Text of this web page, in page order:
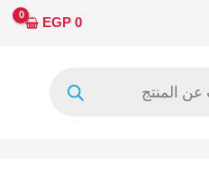
0
EGP